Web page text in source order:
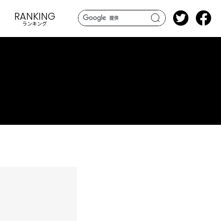
search
RANKING
ランキング